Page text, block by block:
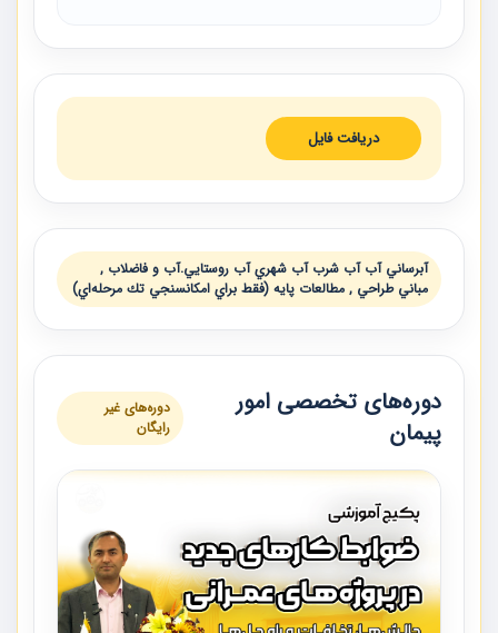
دریافت فایل
آبرساني آب آب شرب آب شهري آب روستايي.آب و فاضلاب ,
مباني طراحي , مطالعات پايه (فقط براي امكانسنجي تك مرحله‌اي)
دوره‌های تخصصی امور
پیمان
دوره‌های غیر
رایگان